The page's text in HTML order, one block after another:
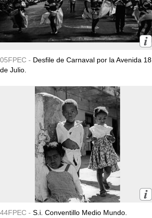
05FPEC - Desfile de Carnaval por la Avenida 18
de Julio.
44FPEC - S.i. Conventillo Medio Mundo.